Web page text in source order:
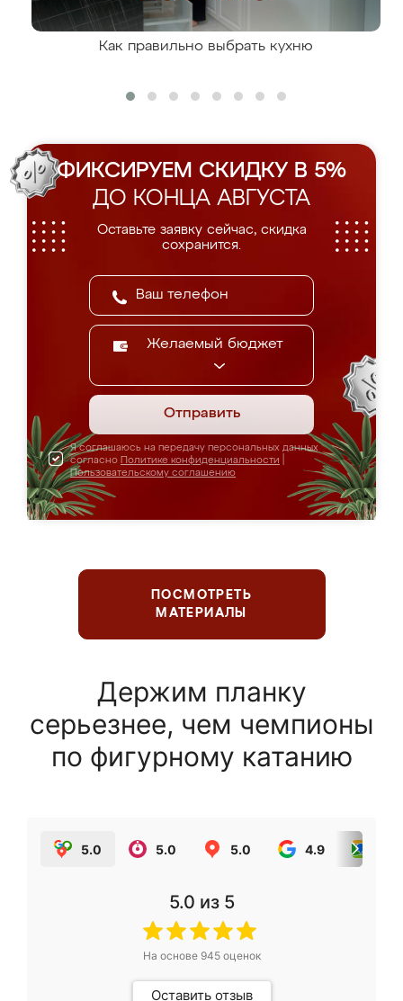
Как правильно выбрать кухню
ФИКСИРУЕМ СКИДКУ В 5%
ДО КОНЦА АВГУСТА
Оставьте заявку сейчас, скидка
сохранится.
Желаемый бюджет
Отправить
Я соглашаюсь на передачу персональных данных
согласно Политике конфиденциальности
Пользовательскому соглашению
ПОСМОТРЕТЬ
МАТЕРИАЛЫ
Держим планку
серьезнее, чем чемпионы
по фигурному катанию
5.0 5.0 5.0 4.9
5.0 из 5
На основе 945оценок
Оставить отзыв